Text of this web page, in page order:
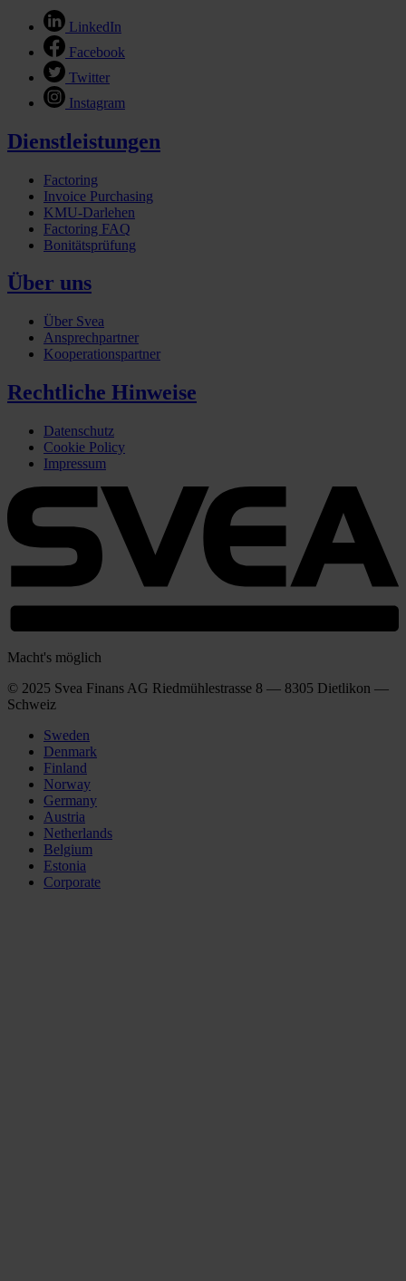
LinkedIn
Facebook
Twitter
Instagram
Dienstleistungen
Factoring
Invoice Purchasing
KMU-Darlehen
Factoring FAQ
Bonitätsprüfung
Über uns
Über Svea
Ansprechpartner
Kooperationspartner
Rechtliche Hinweise
Datenschutz
Cookie Policy
Impressum
Macht's möglich
© 2025 Svea Finans AG Riedmühlestrasse 8 — 8305 Dietlikon —
Schweiz
Sweden
Denmark
Finland
Norway
Germany
Austria
Netherlands
Belgium
Estonia
Corporate